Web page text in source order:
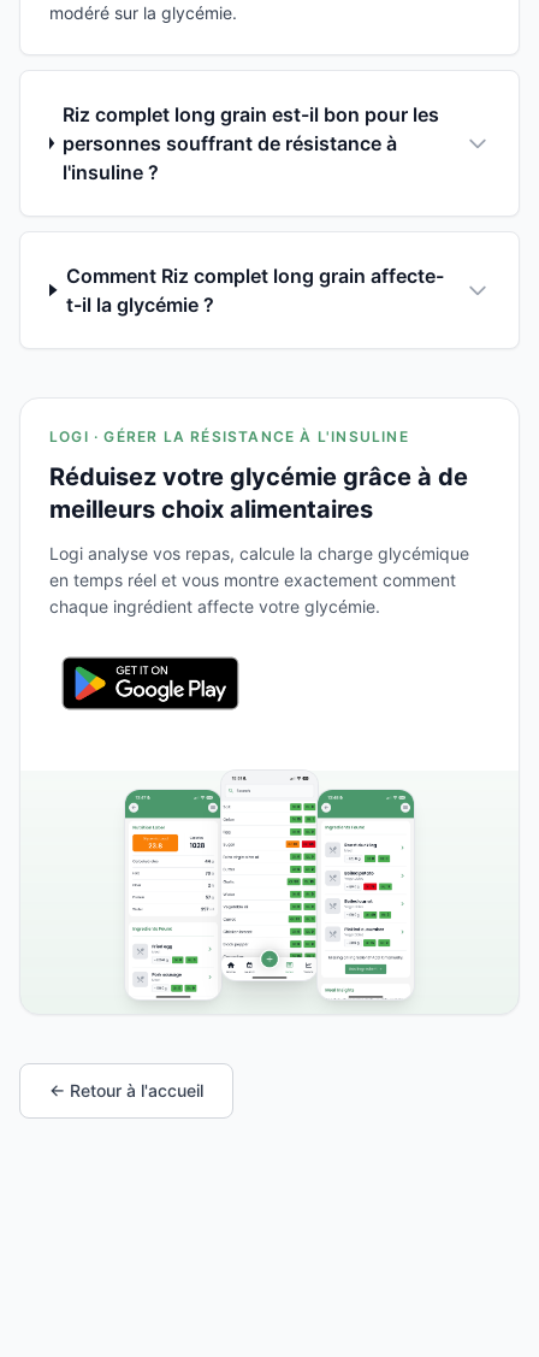
modéré sur la glycémie.
Riz complet long grain est-il bon pour les
personnes souffrant de résistance à
l'insuline ?
Comment Riz complet long grain affecte-
t-il la glycémie ?
LOGI · GÉRER LA RÉSISTANCE À L'INSULINE
Réduisez votre glycémie grâce à de
meilleurs choix alimentaires
Logi analyse vos repas, calcule la charge glycémique
en temps réel et vous montre exactement comment
chaque ingrédient affecte votre glycémie.
← Retour à l'accueil